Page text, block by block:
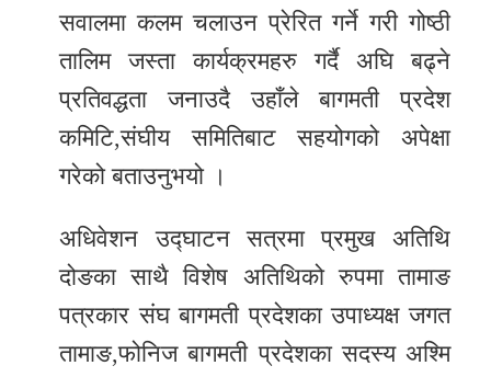
सवालमा कलम चलाउन प्रेरित गर्ने गरी गोष्ठी
तालिम जस्ता कार्यक्रमहरु गर्दै अघि बढ्ने
प्रतिवद्धता जनाउदै उहाँले बागमती प्रदेश
कमिटि,संघीय समितिबाट सहयोगको अपेक्षा
गरेको बताउनुभयो ।
अधिवेशन उद्घाटन सत्रमा प्रमुख अतिथि
दोङका साथै विशेष अतिथिको रुपमा तामाङ
पत्रकार संघ बागमती प्रदेशका उपाध्यक्ष जगत
तामाङ,फोनिज बागमती प्रदेशका सदस्य अश्मि